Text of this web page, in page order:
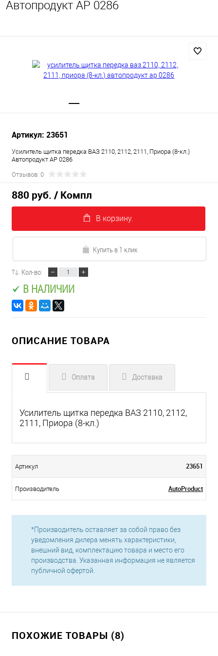
Автопродукт АР 0286
Артикул: 23651
Усилитель щитка передка ВАЗ 2110, 2112, 2111, Приора (8-кл.)
Автопродукт АР 0286
Отзывов: 0
880 руб. / Компл
В корзину.
Купить в 1 клик
Кол-во:
В НАЛИЧИИ
ОПИСАНИЕ ТОВАРА
Оплата Доставка
Усилитель щитка передка ВАЗ 2110, 2112,
2111, Приора (8-кл.)
Артикул 23651
Производитель AutoProduct
*Производитель оставляет за собой право без
уведомления дилера менять характеристики,
внешний вид, комплектацию товара и место его
производства. Указанная информация не является
публичной офертой.
ПОХОЖИЕ ТОВАРЫ (8)